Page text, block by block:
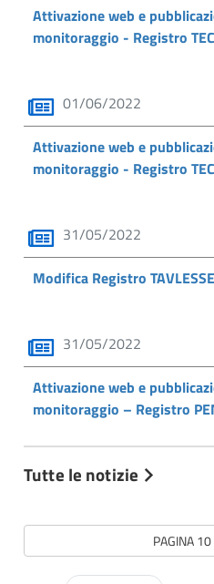
Attivazione web e
monitoraggio - Registro
01/06/2022
Attivazione web e
monitoraggio - Registro
31/05/2022
Modifica Registro TAVLESSE
31/05/2022
Attivazione web e
monitoraggio – Registro
Tutte le notizie
PAGINA